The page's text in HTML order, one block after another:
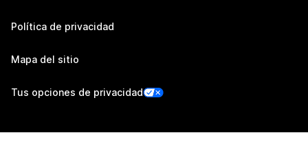
Política de privacidad
Mapa del sitio
Tus opciones de privacidad